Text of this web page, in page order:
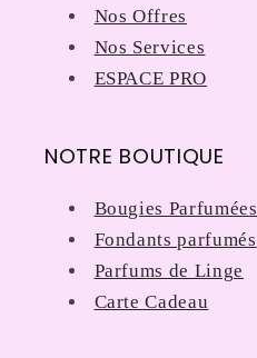
Nos Offres
Nos Services
ESPACE PRO
NOTRE BOUTIQUE
Bougies Parfumées
Fondants parfumés
Parfums de Linge
Carte Cadeau